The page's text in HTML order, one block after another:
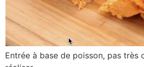
Entrée à base de poisson, pas très